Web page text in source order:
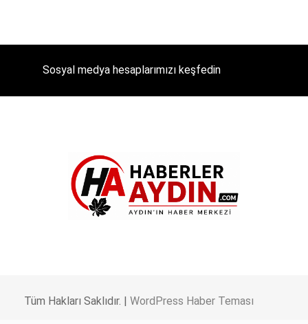
Sosyal medya hesaplarımızı keşfedin
Tüm Hakları Saklıdır. | WordPress Haber Teması